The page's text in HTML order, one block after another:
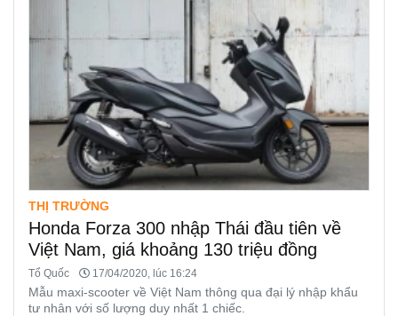
THỊ TRƯỜNG
Honda Forza 300 nhập Thái đầu tiên về
Việt Nam, giá khoảng 130 triệu đồng
Tổ Quốc 17/04/2020, lúc 16:24
Mẫu maxi-scooter về Việt Nam thông qua đại lý nhập khẩu
tư nhân với số lượng duy nhất 1 chiếc.